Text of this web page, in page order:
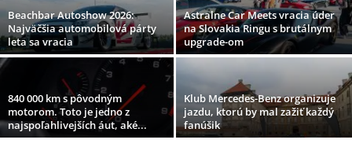
Beachbar Autoshow 2026:
Najväčšia automobilová párty
leta sa vracia
Astralne Car Meets vracia úder
na Slovakia Ringu s brutálnym
upgrade-om
840 000 km s pôvodným
motorom. Toto je jedno z
najspoľahlivejších áut, aké...
Klub Mercedes-Benz organizuje
jazdu, ktorú by mal zažiť každý
fanúšik